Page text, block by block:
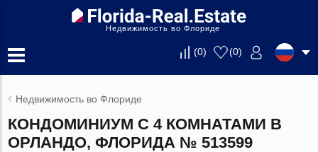
Недвижимость во Флориде
(0) (0)
Недвижимость во Флориде
КОНДОМИНИУМ С 4 КОМНАТАМИ В
ОРЛАНДО, ФЛОРИДА № 513599